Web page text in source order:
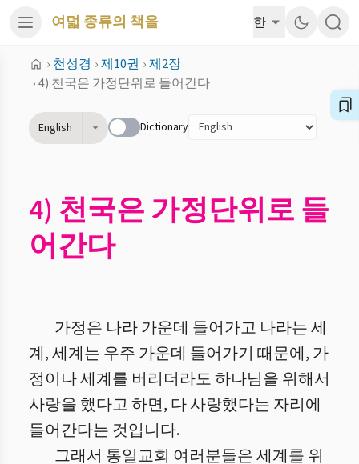
여덟 종류의 책을 한
› 천성경 ›제10권 ›제2장
›4) 천국은 가정단위로 들어간다
English Dictionary
4) 천국은 가정단위로 들
어간다
가정은 나라 가운데 들어가고 나라는 세
계, 세계는 우주 가운데 들어가기 때문에, 가
정이나 세계를 버리더라도 하나님을 위해서
사랑을 했다고 하면, 다 사랑했다는 자리에
들어간다는 것입니다.
그래서 통일교회 여러분들은 세계를 위